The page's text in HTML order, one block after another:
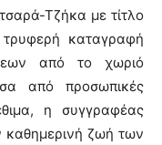
Τζήκα με τίτλο
τρυφερή καταγραφή
από το χωριό
από προσωπικές
η συγγραφέας
καθημερινή ζωή των